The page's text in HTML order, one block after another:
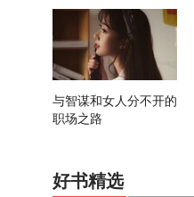
与智谋和女人分不开的
职场之路
好书精选